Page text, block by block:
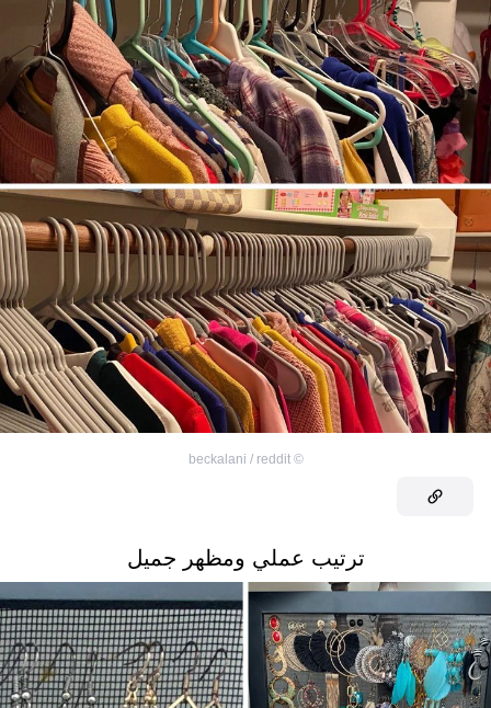
©
beckalani / reddit
ترتيب عملي ومظهر جميل